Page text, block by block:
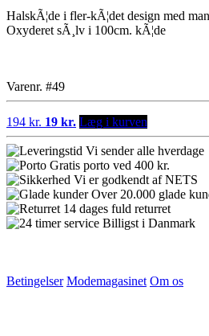
HalskÃ¦de i fler-kÃ¦det design med
Oxyderet sÃ¸lv i 100cm. kÃ¦de
Varenr. #49
194 kr. 19 kr. Læg i kurven
Vi sender alle hverdage
Gratis porto ved 400 kr.
Vi er godkendt af NETS
Over 20.000 glade
14 dages fuld returret
Billigst i Danmark
Betingelser Modemagasinet Om os